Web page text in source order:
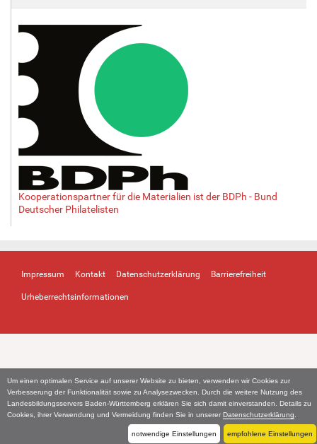
Um einen optimalen Service auf unserer Website zu bieten, verwenden wir Cookies zur
Verbesserung der Funktionalität sowie zu Analysezwecken. Durch die weitere Nutzung des
Landesbildungsservers Baden-Württemberg erklären Sie sich damit einverstanden. Details zu
Cookies, ihrer Verwendung und Vermeidung finden Sie in unserer Datenschutzerklärung
notwendige Einstellungen empfohlene Einstellungen
Kooperationspartner für die Materialien ist der BDPh - Bund
Deutscher Philatelisten
Impressum Kontakt Datenschutzerklärung Barrierefreiheit
Urheberrechtsinformationen